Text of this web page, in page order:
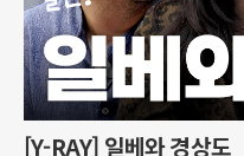
[Y-RAY] 일베와 경상도